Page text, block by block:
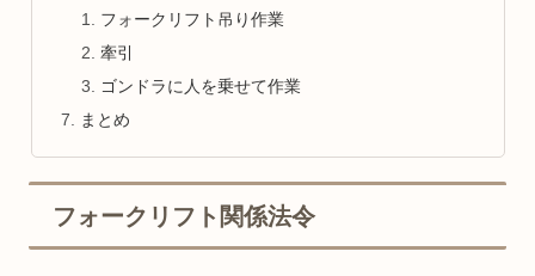
フォークリフト吊り作業
牽引
ゴンドラに人を乗せて作業
まとめ
フォークリフト関係法令